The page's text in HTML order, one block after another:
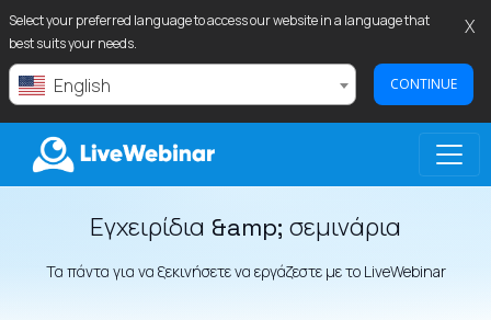
Select your preferred language to access our website in a language that
best suits your needs.
English CONTINUE
X
LIVEWEBINAR.COM
Εγχειρίδια &amp; σεμινάρια
Τα πάντα για να ξεκινήσετε να εργάζεστε με το LiveWebinar